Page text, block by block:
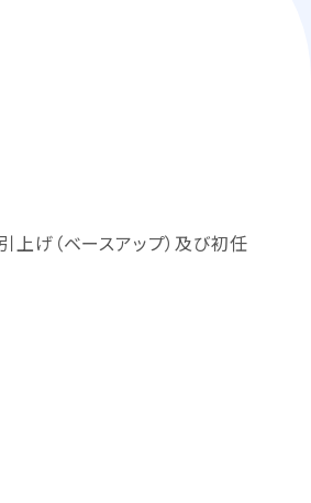
げ（ベースアップ）及び初任